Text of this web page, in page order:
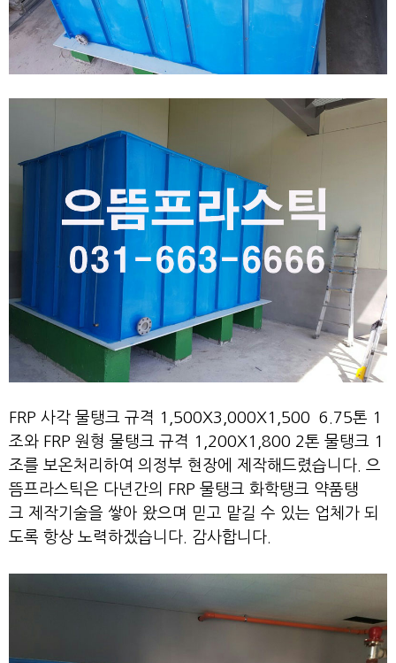
FRP 사각 물탱크 규격 1,500X3,000X1,500 6.75톤 1
조와 FRP 원형 물탱크 규격 1,200X1,800 2톤 물탱크 1
조를 보온처리하여 의정부 현장에 제작해드렸습니다. 으
뜸프라스틱은 다년간의 FRP 물탱크 화학탱크 약품탱
크 제작기술을 쌓아 왔으며 믿고 맡길 수 있는 업체가 되
도록 항상 노력하겠습니다. 감사합니다.